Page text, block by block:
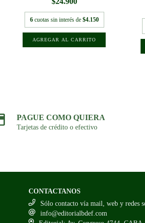
6 cuotas sin interés de $4.150
PAGUE COMO QUIERA
Tarjetas de crédito o efectivo
CONTACTANOS
Sólo contacto vía mail, web y redes
info@editorialbdef.com